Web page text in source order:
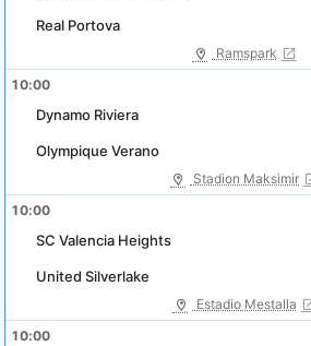
Real Portova
Ramspark
10:00
Dynamo Riviera
Olympique Verano
Stadion Maksimir
10:00
SC Valencia Heights
United Silverlake
Estadio Mestalla
10:00